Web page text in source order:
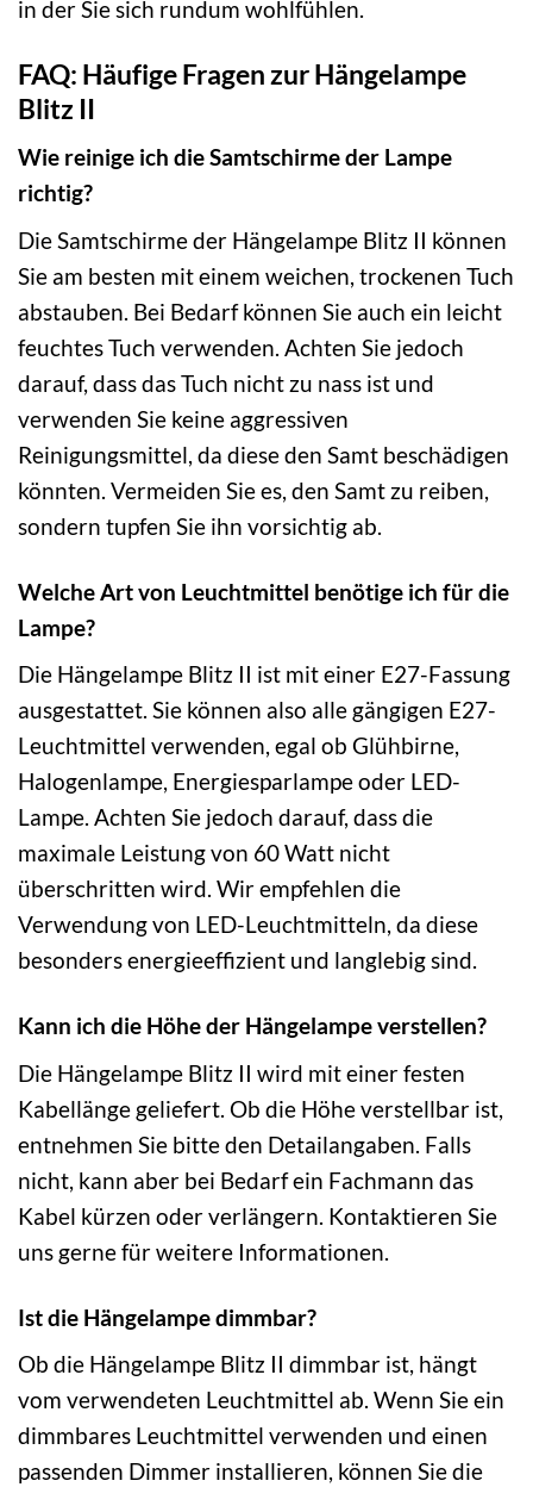
in der Sie sich rundum wohlfühlen.
FAQ: Häufige Fragen zur Hängelampe
Blitz II
Wie reinige ich die Samtschirme der Lampe
richtig?
Die Samtschirme der Hängelampe Blitz II können
Sie am besten mit einem weichen, trockenen Tuch
abstauben. Bei Bedarf können Sie auch ein leicht
feuchtes Tuch verwenden. Achten Sie jedoch
darauf, dass das Tuch nicht zu nass ist und
verwenden Sie keine aggressiven
Reinigungsmittel, da diese den Samt beschädigen
könnten. Vermeiden Sie es, den Samt zu reiben,
sondern tupfen Sie ihn vorsichtig ab.
Welche Art von Leuchtmittel benötige ich für die
Lampe?
Die Hängelampe Blitz II ist mit einer E27-Fassung
ausgestattet. Sie können also alle gängigen E27-
Leuchtmittel verwenden, egal ob Glühbirne,
Halogenlampe, Energiesparlampe oder LED-
Lampe. Achten Sie jedoch darauf, dass die
maximale Leistung von 60 Watt nicht
überschritten wird. Wir empfehlen die
Verwendung von LED-Leuchtmitteln, da diese
besonders energieeffizient und langlebig sind.
Kann ich die Höhe der Hängelampe verstellen?
Die Hängelampe Blitz II wird mit einer festen
Kabellänge geliefert. Ob die Höhe verstellbar ist,
entnehmen Sie bitte den Detailangaben. Falls
nicht, kann aber bei Bedarf ein Fachmann das
Kabel kürzen oder verlängern. Kontaktieren Sie
uns gerne für weitere Informationen.
Ist die Hängelampe dimmbar?
Ob die Hängelampe Blitz II dimmbar ist, hängt
vom verwendeten Leuchtmittel ab. Wenn Sie ein
dimmbares Leuchtmittel verwenden und einen
passenden Dimmer installieren, können Sie die